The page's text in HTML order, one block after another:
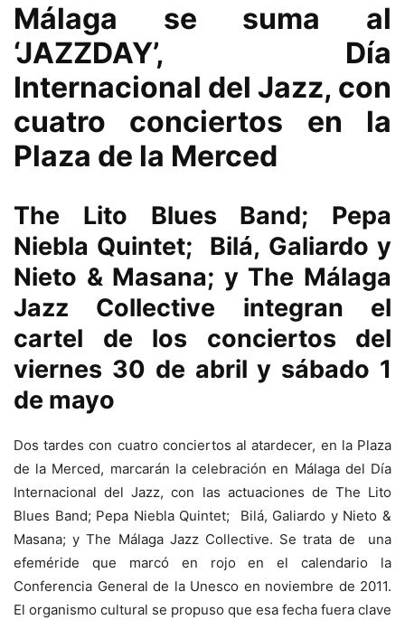
Málaga se suma al
‘JAZZDAY’, Día
Internacional del Jazz, con
cuatro conciertos en la
Plaza de la Merced
The Lito Blues Band; Pepa
Niebla Quintet; Bilá, Galiardo y
Nieto & Masana; y The Málaga
Jazz Collective integran el
cartel de los conciertos del
viernes 30 de abril y sábado 1
de mayo
Dos tardes con cuatro conciertos al atardecer, en la Plaza
de la Merced, marcarán la celebración en Málaga del Día
Internacional del Jazz, con las actuaciones de The Lito
Blues Band; Pepa Niebla Quintet; Bilá, Galiardo y Nieto &
Masana; y The Málaga Jazz Collective. Se trata de una
efeméride que marcó en rojo en el calendario la
Conferencia General de la Unesco en noviembre de 2011.
El organismo cultural se propuso que esa fecha fuera clave